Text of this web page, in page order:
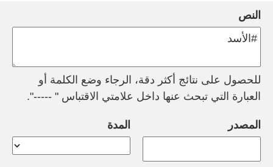
النص
للحصول على نتائج أكثر دقة، الرجاء وضع الكلمة أو
العبارة التي تبحث عنها داخل علامتي الاقتباس " -----".
المصدر المدة